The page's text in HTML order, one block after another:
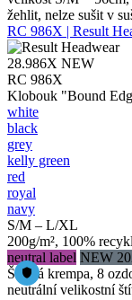
žehlit, nelze sušit v
RC 986X | Result
28.986X NEW
RC 986X
Klobouk "Bound
white
black
grey
kelly green
red
royal
navy
S/M – L/XL
200g/m², 100%
neutral label NEW
Široká krempa, 8
neutrální velikostní